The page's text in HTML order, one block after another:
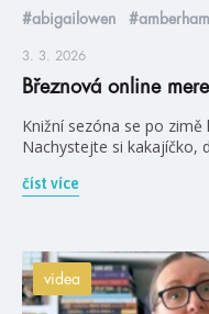
#abigailowen
3. 3. 2026
Březnová online
Knižní sezóna se po
Nachystejte si kakajíčko,
číst více
videa